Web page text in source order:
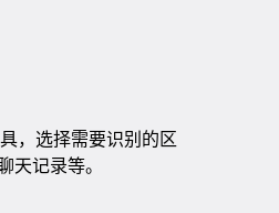
，选择需要识别的区
天记录等。